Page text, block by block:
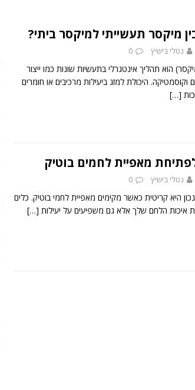
מיקסר תעשייתי למיקסר ביתי?
נטלי בישיץ 0
הוא תהליך אינטגרלי בתעשיות שונות כמו ייצור
וקוסמטיקה. היכולת למזג ביעילות מרכיבים או חומרים
[…]
לפתיחת מאפיית לחמים בוטיק
נטלי בישיץ 0
היא קריטית כאשר מקימים מאפיית לחמי בוטיק. כלים
איכות הלחם שלך אלא גם משפיעים על יעילות […]